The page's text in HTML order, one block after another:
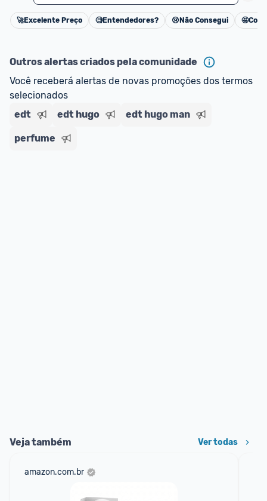
Cancelar
🚀Excelente Preço 🧐Entendedores? 😢 Não Consegui 🤩
Outros alertas criados pela comunidade
Você receberá alertas de novas promoções dos termos
selecionados
edt
edt hugo edt hugo man
perfume
Veja também Ver todas
amazon.com.br